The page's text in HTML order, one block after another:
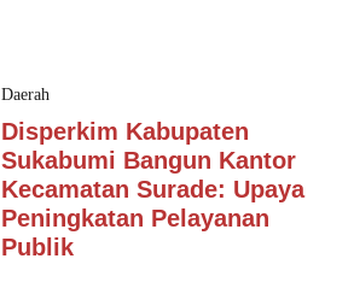
Daerah
Disperkim Kabupaten
Sukabumi Bangun Kantor
Kecamatan Surade: Upaya
Peningkatan Pelayanan
Publik